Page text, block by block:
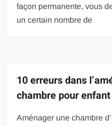
façon permanente, vous
un certain nombre de
10 erreurs dans
chambre pour enfant
Aménager une chambre